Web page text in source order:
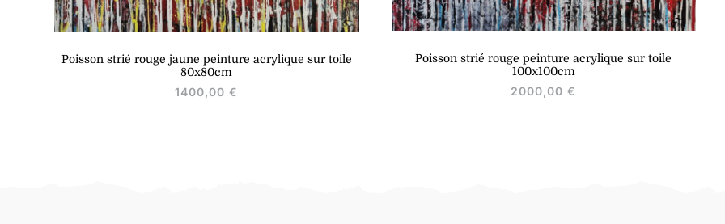
Poisson strié rouge jaune peinture acrylique sur toile
80x80cm
1400,00€
Poisson strié rouge peinture acrylique sur toile
100x100cm
2000,00€